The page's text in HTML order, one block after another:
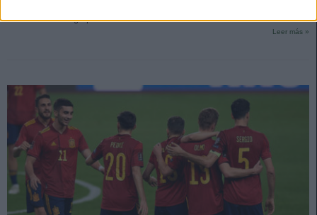
selecciones del grupo E en el torneo?
Leer más »